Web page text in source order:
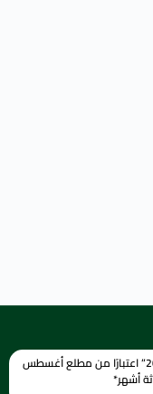
التجارة” إطلاق موسم “تخفيضات 2026” اعتبارًا من مطلع أغسطس
أشهر*